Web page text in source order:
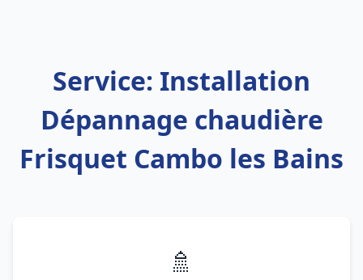
Service: Installation
Dépannage chaudière
Frisquet Cambo les Bains
🚿